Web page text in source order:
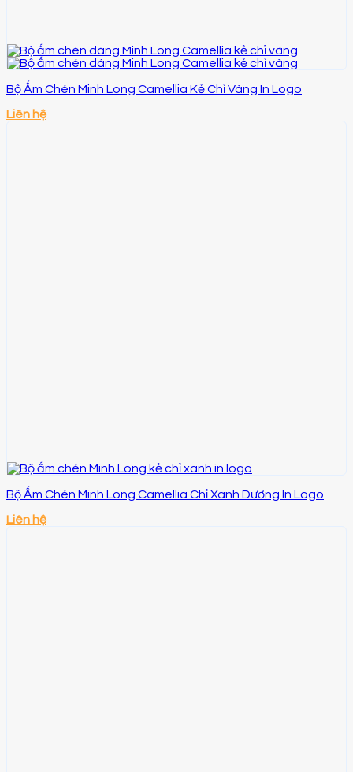
Bộ Ấm Chén Minh Long Camellia Kẻ Chỉ Vàng In Logo
Liên hệ
Bộ Ấm Chén Minh Long Camellia Chỉ Xanh Dương In Logo
Liên hệ